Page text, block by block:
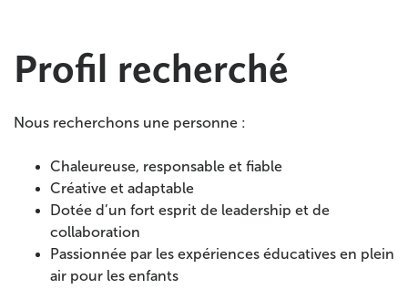
Profil recherché
Nous recherchons une personne :
Chaleureuse, responsable et fiable
Créative et adaptable
Dotée d’un fort esprit de leadership et de
collaboration
Passionnée par les expériences éducatives en plein
air pour les enfants